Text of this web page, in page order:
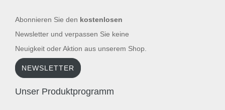
Abonnieren Sie den kostenlosen
Newsletter und verpassen Sie keine
Neuigkeit oder Aktion aus unserem Shop.
NEWSLETTER
Unser Produktprogramm